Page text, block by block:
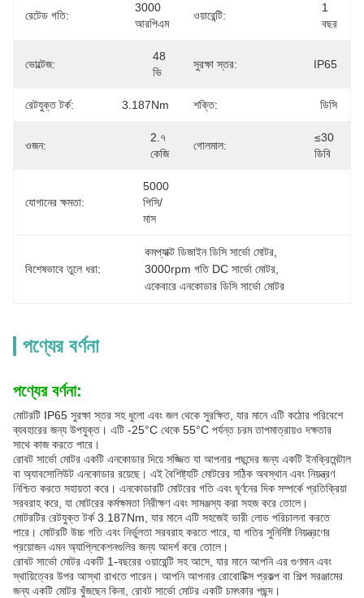
রেটেড গতি:
3000
আরপিএম
ওয়ারেন্টি:
1
বছর
ভোল্টেজ:
48
ভি
সুরক্ষা স্তর: IP65
রেটযুক্ত টর্ক: 3.187Nm শক্তি: ডিসি
ওজন:
2.৭
কেজি
গোলমাল:
≤30
ডিবি
যোগানের ক্ষমতা:
5000
পিসি/
মাস
বিশেষভাবে তুলে ধরা:
কমপ্যাক্ট ডিজাইন ডিসি সার্ভো মোটর
3000rpm গতি DC সার্ভো মোটর
একেবারে এনকোডার ডিসি সার্ভো মোটর
পণ্যের বর্ণনা
পণ্যের বর্ণনা:
মোটরটি IP65 সুরক্ষা স্তর সহ ধুলো এবং জল থেকে সুরক্ষিত, যার মানে এটি কঠোর পরিবেশে
ব্যবহারের জন্য উপযুক্ত। এটি -25°C থেকে 55°C পর্যন্ত চরম তাপমাত্রায়ও দক্ষতার
সাথে কাজ করতে পারে।
রোবট সার্ভো মোটর একটি এনকোডার দিয়ে সজ্জিত যা আপনার পছন্দের জন্য একটি ইনক্রিমেন্টাল
বা অ্যাবসোলিউট এনকোডার রয়েছে। এই বৈশিষ্ট্যটি মোটরের সঠিক অবস্থান এবং নিয়ন্ত্রণ
নিশ্চিত করতে সহায়তা করে। এনকোডারটি মোটরের গতি এবং ঘূর্ণনের দিক সম্পর্কে প্রতিক্রিয়া
সরবরাহ করে, যা মোটরের কর্মক্ষমতা নিরীক্ষণ এবং সামঞ্জস্য করা সহজ করে তোলে।
মোটরটির রেটযুক্ত টর্ক 3.187Nm, যার মানে এটি সহজেই ভারী লোড পরিচালনা করতে
পারে। মোটরটি উচ্চ গতি এবং নির্ভুলতা সরবরাহ করতে পারে, যা গতির সুনির্দিষ্ট নিয়ন্ত্রণের
প্রয়োজন এমন অ্যাপ্লিকেশনগুলির জন্য আদর্শ করে তোলে।
রোবট সার্ভো মোটর একটি 1-বছরের ওয়ারেন্টি সহ আসে, যার মানে আপনি এর গুণমান এবং
স্থায়িত্বের উপর আস্থা রাখতে পারেন। আপনি আপনার রোবোটিক্স প্রকল্প বা শিল্প সরঞ্জামের
জন্য একটি মোটর খুঁজছেন কিনা, রোবট সার্ভো মোটর একটি চমৎকার পছন্দ।